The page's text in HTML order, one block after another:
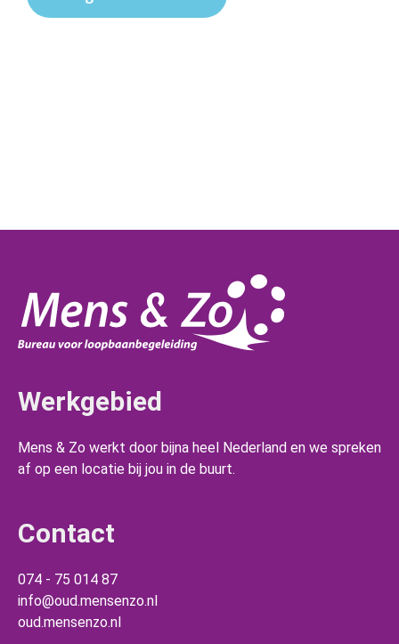
Werkgebied
Mens & Zo werkt door bijna heel Nederland en we spreken
af op een locatie bij jou in de buurt.
Contact
074 - 75 014 87
info@oud.mensenzo.nl
oud.mensenzo.nl